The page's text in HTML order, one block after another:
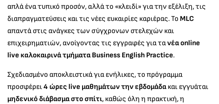
απλά ένα τυπικό προσόν, αλλά το «κλειδί» για την εξέλιξη, τις
διαπραγματεύσεις και τις νέες ευκαιρίες καριέρας. Το MLC
απαντά στις ανάγκες των σύγχρονων στελεχών και
επιχειρηματιών, ανοίγοντας τις εγγραφές για τανέα online
live καλοκαιρινά τμήματα Business English Practice.
Σχεδιασμένο αποκλειστικά για ενήλικες, το πρόγραμμα
προσφέρει4 ώρες live μαθημάτων την εβδομάδακαι εγγυάται
μηδενικό διάβασμα στο σπίτι, καθώς όλη η πρακτική, η